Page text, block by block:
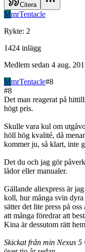
Citera
MmrTentacle
Rykte: 2
1424 inlägg
Medlem sedan 4 aug.
MmrTentacle#8
#8
Det man reagerat på
högt pris.
Skulle vara kul om
höll hög kvalité, då
kommer ju, så klart, inte
Det du och jag gör
lådor eller manualer.
Gällande aliexpress är
koll, hur många svin dyra
sätter det lite press på
att många föredrar att
Kina är dessutom rätt
Skickat från min Nexus 5